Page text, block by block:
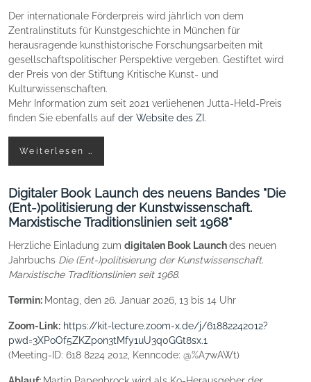
Der internationale Förderpreis wird jährlich von dem
Zentralinstituts für Kunstgeschichte in München für
herausragende kunsthistorische Forschungsarbeiten mit
gesellschaftspolitischer Perspektive vergeben. Gestiftet wird
der Preis von der Stiftung Kritische Kunst- und
Kulturwissenschaften.
Mehr Information zum seit 2021 verliehenen Jutta-Held-Preis
finden Sie ebenfalls auf der Website des ZI.
Weiterlesen …
Digitaler Book Launch des neuens Bandes "Die
(Ent-)politisierung der Kunstwissenschaft.
Marxistische Traditionslinien seit 1968"
Herzliche Einladung zum digitalen Book Launchdes neuen
Jahrbuchs Die (Ent-)politisierung der Kunstwissenschaft.
Marxistische Traditionslinien seit 1968.
Termin: Montag, den 26. Januar 2026, 13 bis 14 Uhr
Zoom-Link: https://kit-lecture.zoom-x.de/j/61882242012?
pwd=3XPoOf5ZKZpon3tMfy1uU3q0GGt8sx.1
(Meeting-ID: 618 8224 2012, Kenncode: @%A7wAWt)